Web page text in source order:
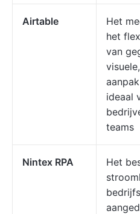
Airtable
Het
het
van
aanpak
ideaal
teams
Nintex RPA
Het